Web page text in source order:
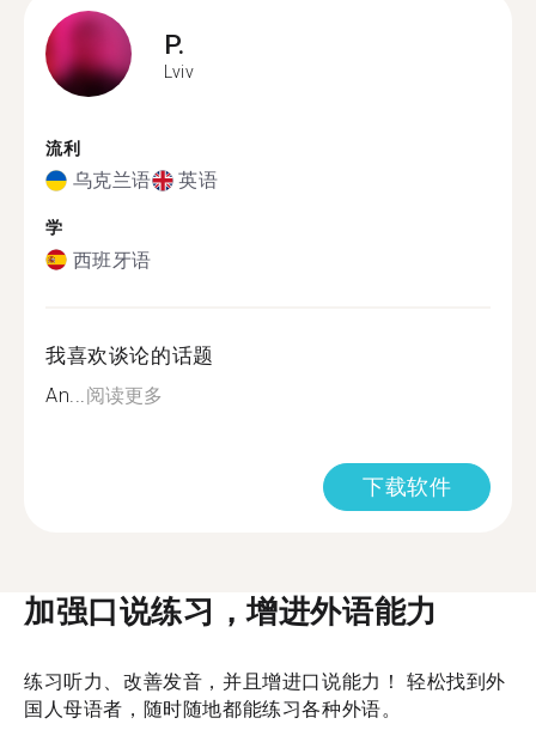
P.
Lviv
流利
乌克兰语 英语
学
西班牙语
我喜欢谈论的话题
An... 阅读更多
下载软件
加强口说练习，增进外语能力
练习听力、改善发音，并且增进口说能力！ 轻松找到外
国人母语者，随时随地都能练习各种外语。